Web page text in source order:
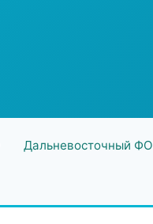
Дальневосточный ФО